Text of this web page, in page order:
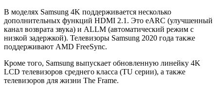
В моделях Samsung 4K поддерживается несколько
дополнительных функций HDMI 2.1. Это eARC (улучшенный
канал возврата звука) и ALLM (автоматический режим с
низкой задержкой). Телевизоры Samsung 2020 года также
поддерживают AMD FreeSync.
Кроме того, Samsung выпускает обновленную линейку 4K
LCD телевизоров среднего класса (TU серии), а также
телевизоров для жизни The Frame.